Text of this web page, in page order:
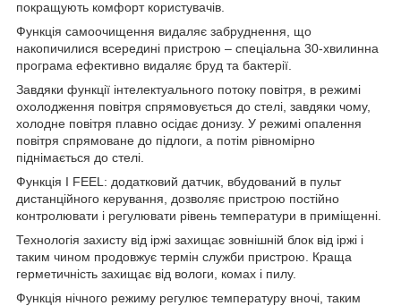
покращують комфорт користувачів.
Функція самоочищення видаляє забруднення, що
накопичилися всередині пристрою – спеціальна 30-хвилинна
програма ефективно видаляє бруд та бактерії.
Завдяки функції інтелектуального потоку повітря, в режимі
охолодження повітря спрямовується до стелі, завдяки чому,
холодне повітря плавно осідає донизу. У режимі опалення
повітря спрямоване до підлоги, а потім рівномірно
піднімається до стелі.
Функція I FEEL: додатковий датчик, вбудований в пульт
дистанційного керування, дозволяє пристрою постійно
контролювати і регулювати рівень температури в приміщенні.
Технологія захисту від іржі захищає зовнішній блок від іржі і
таким чином продовжує термін служби пристрою. Краща
герметичність захищає від вологи, комах і пилу.
Функція нічного режиму регулює температуру вночі, таким